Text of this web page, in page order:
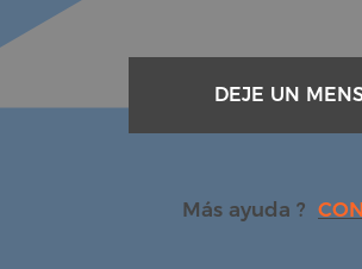
DEJE UN
Más ayuda ?